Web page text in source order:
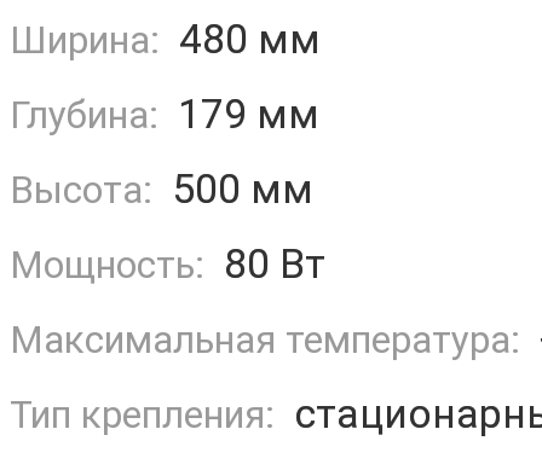
Ширина: 480 мм
Глубина: 179 мм
Высота: 500 мм
Мощность: 80 Вт
Максимальная температура:
Тип крепления: